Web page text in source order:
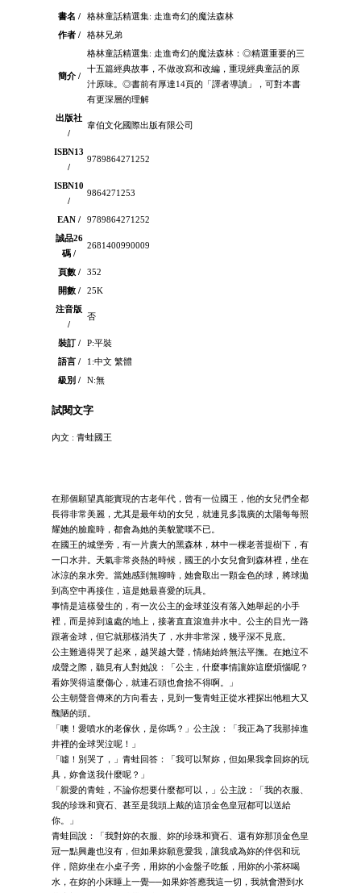
書名 /
格林童話精選集: 走進奇幻的魔法森林
作者 /
格林兄弟
簡介 /
格林童話精選集: 走進奇幻的魔法森林：◎精選重要的三
十五篇經典故事，不做改寫和改編，重現經典童話的原
汁原味。◎書前有厚達14頁的「譯者導讀」，可對本書
有更深層的理解
出版社
/
韋伯文化國際出版有限公司
ISBN13
/
9789864271252
ISBN10
/
9864271253
EAN /
9789864271252
誠品26
碼 /
2681400990009
頁數 /
352
開數 /
25K
注音版
/
否
裝訂 /
P:平裝
語言 /
1:中文 繁體
級別 /
N:無
試閱文字
內文 : 青蛙國王
在那個願望真能實現的古老年代，曾有一位國王，他的女兒們全都
長得非常美麗，尤其是最年幼的女兒，就連見多識廣的太陽每每照
耀她的臉龐時，都會為她的美貌驚嘆不已。
在國王的城堡旁，有一片廣大的黑森林，林中一棵老菩提樹下，有
一口水井。天氣非常炎熱的時候，國王的小女兒會到森林裡，坐在
冰涼的泉水旁。當她感到無聊時，她會取出一顆金色的球，將球拋
到高空中再接住，這是她最喜愛的玩具。
事情是這樣發生的，有一次公主的金球並沒有落入她舉起的小手
裡，而是掉到遠處的地上，接著直直滾進井水中。公主的目光一路
跟著金球，但它就那樣消失了，水井非常深，幾乎深不見底。
公主難過得哭了起來，越哭越大聲，情緒始終無法平撫。在她泣不
成聲之際，聽見有人對她說：「公主，什麼事情讓妳這麼煩惱呢？
看妳哭得這麼傷心，就連石頭也會捨不得啊。」
公主朝聲音傳來的方向看去，見到一隻青蛙正從水裡探出牠粗大又
醜陋的頭。
「噢！愛噴水的老傢伙，是你嗎？」公主說：「我正為了我那掉進
井裡的金球哭泣呢！」
「噓！別哭了，」青蛙回答：「我可以幫妳，但如果我拿回妳的玩
具，妳會送我什麼呢？」
「親愛的青蛙，不論你想要什麼都可以，」公主說：「我的衣服、
我的珍珠和寶石、甚至是我頭上戴的這頂金色皇冠都可以送給
你。」
青蛙回說：「我對妳的衣服、妳的珍珠和寶石、還有妳那頂金色皇
冠一點興趣也沒有，但如果妳願意愛我，讓我成為妳的伴侶和玩
伴，陪妳坐在小桌子旁，用妳的小金盤子吃飯，用妳的小茶杯喝
水，在妳的小床睡上一覺──如果妳答應我這一切，我就會潛到水